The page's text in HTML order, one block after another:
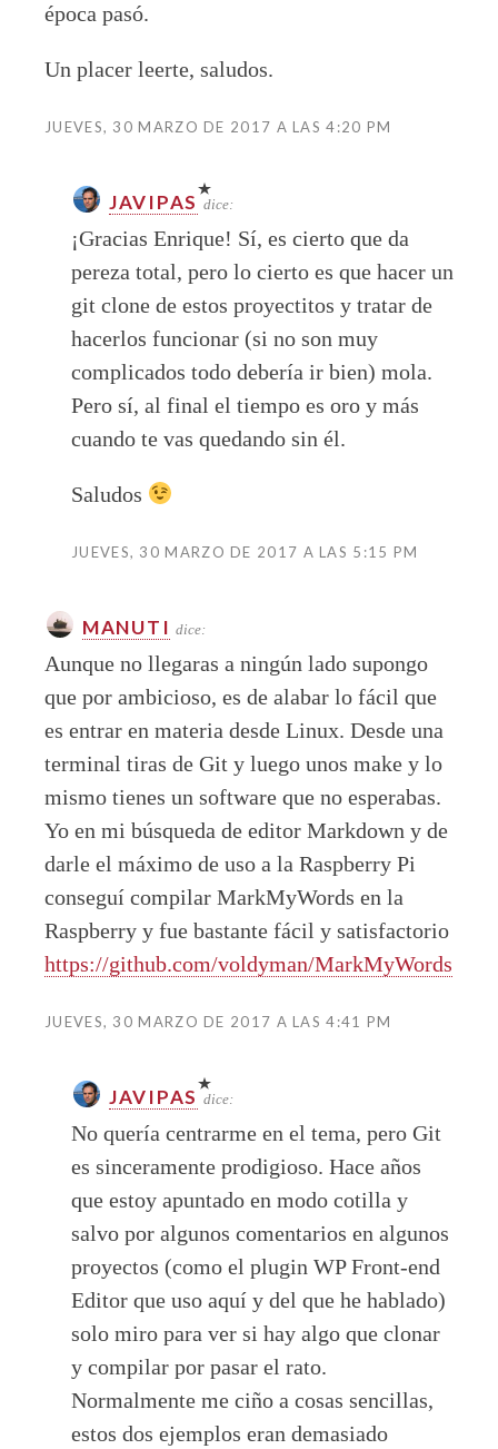
época pasó.
Un placer leerte, saludos.
JUEVES, 30 MARZO DE 2017 A LAS 4:20 PM
JAVIPAS dice:
¡Gracias Enrique! Sí, es cierto que da
pereza total, pero lo cierto es que hacer un
git clone de estos proyectitos y tratar de
hacerlos funcionar (si no son muy
complicados todo debería ir bien) mola.
Pero sí, al final el tiempo es oro y más
cuando te vas quedando sin él.
Saludos
JUEVES, 30 MARZO DE 2017 A LAS 5:15 PM
MANUTI dice:
Aunque no llegaras a ningún lado supongo
que por ambicioso, es de alabar lo fácil que
es entrar en materia desde Linux. Desde una
terminal tiras de Git y luego unos make y lo
mismo tienes un software que no esperabas.
Yo en mi búsqueda de editor Markdown y de
darle el máximo de uso a la Raspberry Pi
conseguí compilar MarkMyWords en la
Raspberry y fue bastante fácil y satisfactorio
https://github.com/voldyman/MarkMyWords
JUEVES, 30 MARZO DE 2017 A LAS 4:41 PM
JAVIPAS dice:
No quería centrarme en el tema, pero Git
es sinceramente prodigioso. Hace años
que estoy apuntado en modo cotilla y
salvo por algunos comentarios en algunos
proyectos (como el plugin WP Front-end
Editor que uso aquí y del que he hablado)
solo miro para ver si hay algo que clonar
y compilar por pasar el rato.
Normalmente me ciño a cosas sencillas,
estos dos ejemplos eran demasiado